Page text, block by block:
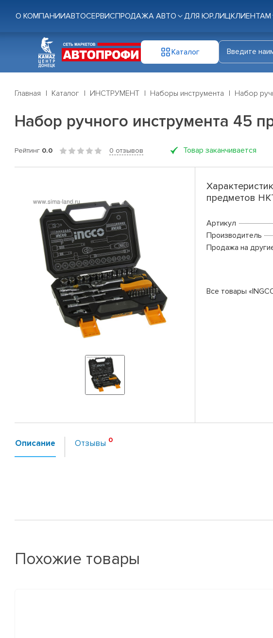
О КОМПАНИИАВТОСЕРВИСПРОДАЖА АВТО ДЛЯ ЮР.ЛИЦКЛИЕНТАМ
Каталог
Главная Каталог ИНСТРУМЕНТ Наборы инструмента Набор
Набор ручного инструмента 45
Рейтинг 0.0 0 отзывов Товар заканчивается
предметов
Артикул
Производитель
Продажа на
Все товары
Описание Отзывы
Похожие товары